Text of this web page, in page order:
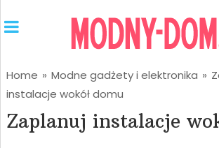
Home » Modne gadżety i elektronika »
instalacje wokół domu
Zaplanuj instalacje